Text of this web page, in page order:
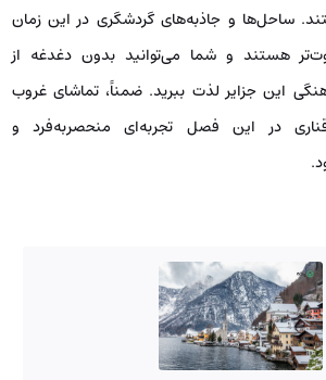
ساحل‌ها و جاذبه‌های گردشگری در این زمان
هستند و شما می‌توانید بدون دغدغه از
این جزایر لذت ببرید. ضمناً، تماشای غروب
در این فصل تجربه‌ای منحصربه‌فرد و